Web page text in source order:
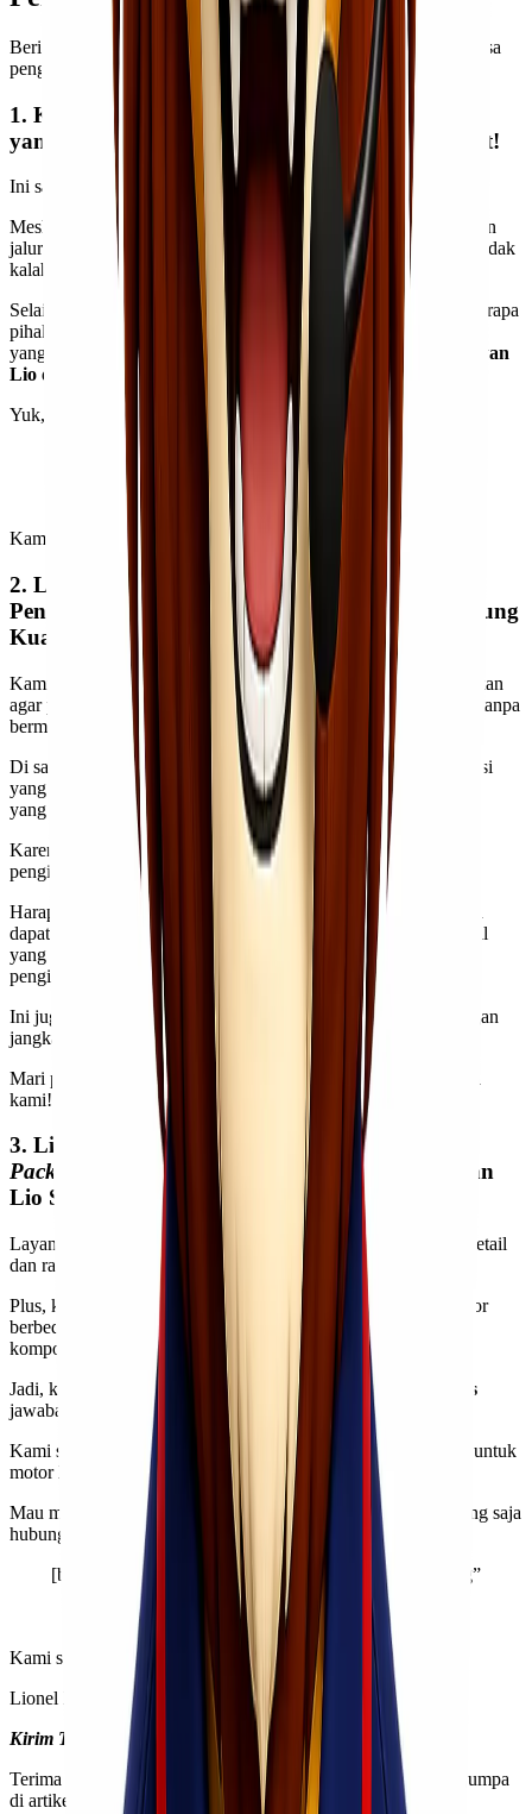
Berikut beberapa keuntungan jika Kawan Lio
menggunakan jasa
pengiriman motor kami!
1. Kawan Lio Bisa Kirim Motor dengan Harga
yang Murah namun Tetap Sampai dengan Cepat!
Ini salah satu keunggulan yang Lionel Expressmiliki.
Meskipun pengiriman motor tidak tersedia jalur udara, melainkan
jalur darat dan laut, tetapi untuk kecepatan maupun harga juga tidak
kalah saing!
Selain karena sudah memiliki hubungan kemitraan dengan beberapa
pihak kargo terpercaya di Indonesia, kami juga memiliki talenta
yang profesional dan amanah yang akan sangat membantu
Kawan
Lio dalam memproses pengiriman motor dengan cepat.
Yuk, gunakan jasa ekspedisi & cargo kami!
[button link=”https://wa.me/6281260005092″ type=”big”
color=”green” newwindow=”yes”] Hubungi Kami
Sekarang[/button]
Kami tunggu panggilan darimu, ya,
Kawan Lio!
2. Lionel Express Menyediakan Asuransi
Pengiriman Barang yang Akan Sangat Mendukung
Kualitas Pengiriman Motor Kawan Lio!
Kami sangat memahami bahwa Kawan Lio
sangat menginginkan
agar pengiriman motor
Kawan Lio
berlangsung dengan aman tanpa
bermasalah.
Di satu sisi,
Lionel Express
juga memiliki komitmen & dedikasi
yang kuat untuk memberikan kualitas pengiriman motor terbaik
yang bisa membuat
Kawan Lio merasa aman dan tentram.
Karena itulah,
Lionel Express
juga memfasilitasi asuransi
pengiriman kepada
sekalian!
Harapan kami, asuransi pengiriman barang yang kami sediakan
dapat membantu
melindungi Kawan Lio
dari kerugian finansial
yang akan
Kawan Lio
hadapi semisal ada insiden selama
pengiriman motor berlangsung.
Ini juga sebagai bentuk upaya kami untuk membangun hubungan
jangka yang erat dan hangat dengan
Kawan Lio
Mari percayakan urusan pengiriman motor
Kawan Lio
kami!
3. Lionel Express juga Memfasilitasi Layanan
Packaging
yang Rapi & Teliti agar Motor Kawan
Lio Sampai di Tempat dengan Selamat!
Layanan packaging kami dikenal dengan kualitas yang amat detail
dan rapi.
Plus, kami juga mengupayakan agar
antar satu motor
berbeda dengan yang lain; tergantung spesifikasi, komponen-
komponen, maupun jenis motor itu sendiri!
Jadi, kalau soal pengiriman motor yang aman,
Lionel Express
jawabannya!
Kami siap memberikan layanan
packaging
yang dikhususkan untuk
motorKawan Lio !
Mau menggunakan jasa ekspedisi & cargo kami? Yuk, langsung saja
hubungi kami!
[button link=”https://wa.me/6281260005092″ type=”big”
color=”green” newwindow=”yes”] Hubungi Kami
Sekarang[/button]
Kami siap menunggu panggilan dari
Kawan Lio
Lionel Express?
Kirim Tanpa Ribet, Sampai Lebih Cepat!
Terima kasih banyak sudah membaca artikel ini, dan sampai jumpa
di artikel-artikel kami berikutnya!